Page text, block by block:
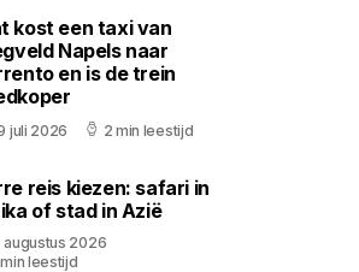
kost een taxi van
Napels naar
en is de trein
juli 2026 2 min leestijd
reis kiezen: safari in
of stad in Azië
augustus 2026
leestijd